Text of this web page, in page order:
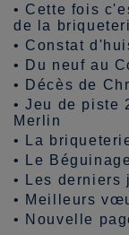
• Cette fois
de la
• Constat
•
Du neuf au
•
Décès de
•Jeu de piste
Merlin
•
La
•
Le
•
Les derniers
• Meilleurs
• Nouvelle